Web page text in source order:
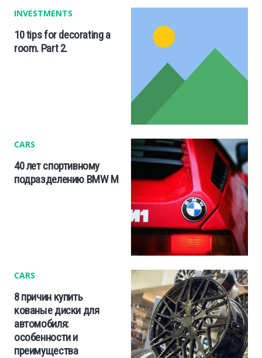
INVESTMENTS
10 tips for decorating a
room. Part 2.
CARS
40 лет спортивному
подразделению BMW M
CARS
8 причин купить
кованые диски для
автомобиля:
особенности и
преимущества